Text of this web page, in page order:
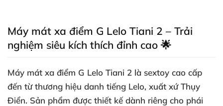
Máy mát xa điểm G Lelo Tiani 2 – Trải
nghiệm siêu kích thích đỉnh cao 🌟
Máy mát xa điểm G Lelo Tiani 2 là sextoy cao cấp
đến từ thương hiệu danh tiếng Lelo, xuất xứ Thụy
Điển. Sản phẩm được thiết kế dành riêng cho phái